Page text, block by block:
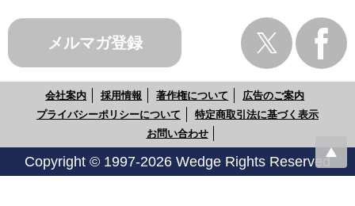
メルマガ登録
会社案内 採用情報 著作権について
広告のご案内
プライバシーポリシーについて
特定商取引法に基づく表示
お問い合わせ
Copyright © 1997-2026 Wedge Rights Reserved